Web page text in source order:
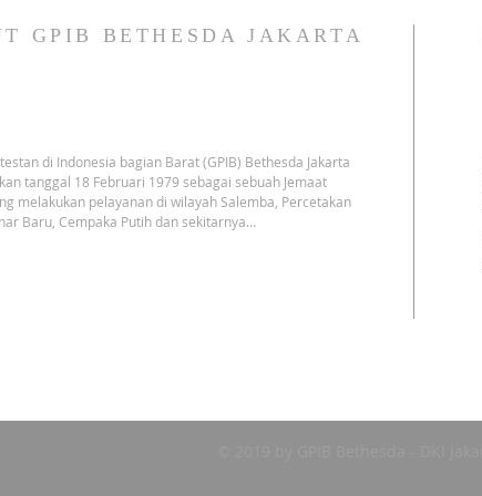
GPIB BETHESDA JAKARTA
di Indonesia bagian Barat (GPIB) Bethesda Jakarta
tanggal 18 Februari 1979 sebagai sebuah Jemaat
melakukan pelayanan di wilayah Salemba, Percetakan
Baru, Cempaka Putih dan sekitarnya…